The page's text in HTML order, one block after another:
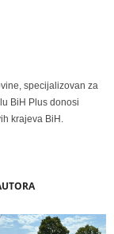
specijalizovan za
BiH Plus donosi
krajeva BiH.